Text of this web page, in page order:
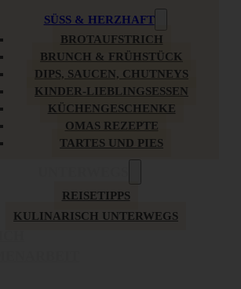
SÜSS & HERZHAFT
BROTAUFSTRICH
BRUNCH & FRÜHSTÜCK
DIPS, SAUCEN, CHUTNEYS
KINDER-LIEBLINGSESSEN
KÜCHENGESCHENKE
OMAS REZEPTE
TARTES UND PIES
REISETIPPS
KULINARISCH UNTERWEGS